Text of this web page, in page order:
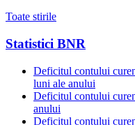
Toate stirile
Statistici BNR
Deficitul contului
luni ale anului
Deficitul contului
anului
Deficitul contului